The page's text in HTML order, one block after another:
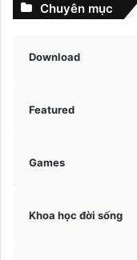
Chuyên mục
Download
Featured
Games
Khoa học đời sống